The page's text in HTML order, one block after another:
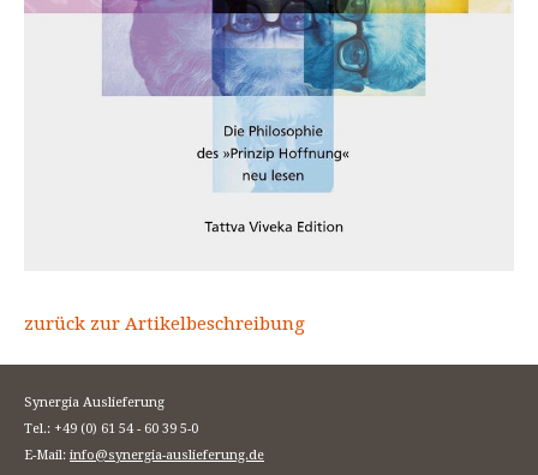
zurück zur Artikelbeschreibung
Synergia Auslieferung
Tel.: +49 (0) 61 54 - 60 39 5-0
E-Mail: info@synergia-auslieferung.de